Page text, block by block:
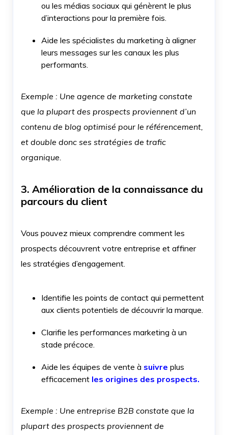
ou les médias sociaux qui génèrent le plus
d’interactions pour la première fois.
Aide les spécialistes du marketing à aligner
leurs messages sur les canaux les plus
performants.
Exemple : Une agence de marketing constate
que la plupart des prospects proviennent d’un
contenu de blog optimisé pour le référencement,
et double donc ses stratégies de trafic
organique.
3. Amélioration de la connaissance du
parcours du client
Vous pouvez mieux comprendre comment les
prospects découvrent votre entreprise et affiner
les stratégies d’engagement.
Identifie les points de contact qui permettent
aux clients potentiels de découvrir la marque.
Clarifie les performances marketing à un
stade précoce.
Aide les équipes de vente à suivre plus
efficacement les origines des prospects.
Exemple : Une entreprise B2B constate que la
plupart des prospects proviennent de